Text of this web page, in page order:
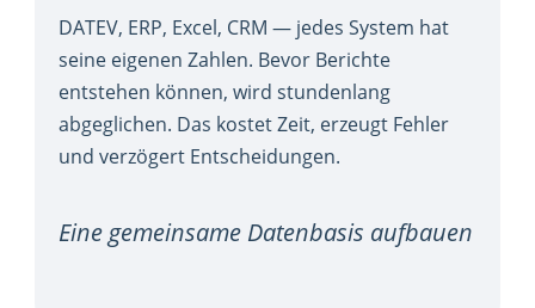
DATEV, ERP, Excel, CRM — jedes System hat
seine eigenen Zahlen. Bevor Berichte
entstehen können, wird stundenlang
abgeglichen. Das kostet Zeit, erzeugt Fehler
und verzögert Entscheidungen.
Eine gemeinsame Datenbasis aufbauen